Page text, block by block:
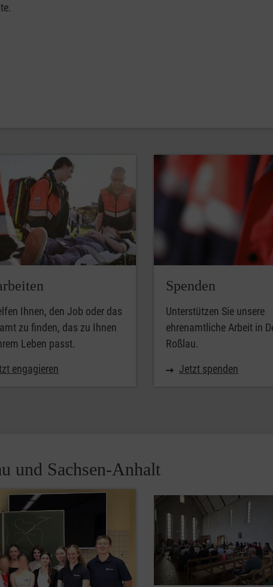
Ihnen, den Job oder das
zu finden, das zu Ihnen
Leben passt.
engagieren
Spenden
Unterstützen Sie unsere
ehrenamtliche Arbeit in
Roßlau.
Jetzt spenden
und Sachsen-Anhalt